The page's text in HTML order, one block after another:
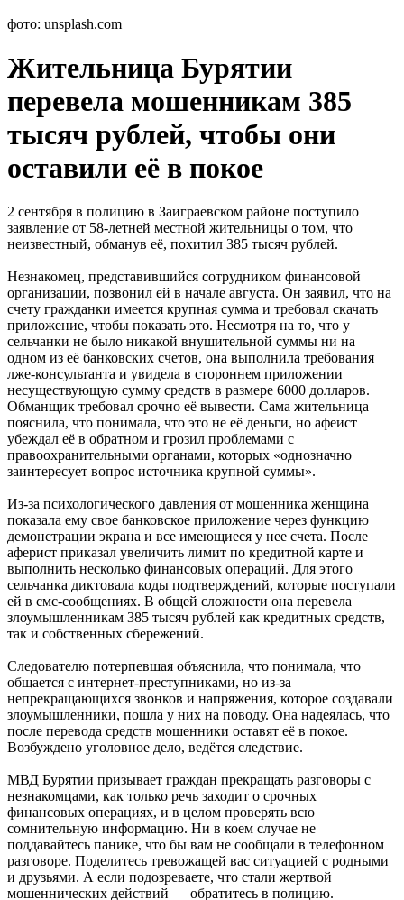
фото: unsplash.com
Жительница Бурятии
перевела мошенникам 385
тысяч рублей, чтобы они
оставили её в покое
2 сентября в полицию в Заиграевском районе поступило
заявление от 58-летней местной жительницы о том, что
неизвестный, обманув её, похитил 385 тысяч рублей.
Незнакомец, представившийся сотрудником финансовой
организации, позвонил ей в начале августа. Он заявил, что на
счету гражданки имеется крупная сумма и требовал скачать
приложение, чтобы показать это. Несмотря на то, что у
сельчанки не было никакой внушительной суммы ни на
одном из её банковских счетов, она выполнила требования
лже-консультанта и увидела в стороннем приложении
несуществующую сумму средств в размере 6000 долларов.
Обманщик требовал срочно её вывести. Сама жительница
пояснила, что понимала, что это не её деньги, но афеист
убеждал её в обратном и грозил проблемами с
правоохранительными органами, которых «однозначно
заинтересует вопрос источника крупной суммы».
Из-за психологического давления от мошенника женщина
показала ему свое банковское приложение через функцию
демонстрации экрана и все имеющиеся у нее счета. После
аферист приказал увеличить лимит по кредитной карте и
выполнить несколько финансовых операций. Для этого
сельчанка диктовала коды подтверждений, которые поступали
ей в смс-сообщениях. В общей сложности она перевела
злоумышленникам 385 тысяч рублей как кредитных средств,
так и собственных сбережений.
Следователю потерпевшая объяснила, что понимала, что
общается с интернет-преступниками, но из-за
непрекращающихся звонков и напряжения, которое создавали
злоумышленники, пошла у них на поводу. Она надеялась, что
после перевода средств мошенники оставят её в покое.
Возбуждено уголовное дело, ведётся следствие.
МВД Бурятии призывает граждан прекращать разговоры с
незнакомцами, как только речь заходит о срочных
финансовых операциях, и в целом проверять всю
сомнительную информацию. Ни в коем случае не
поддавайтесь панике, что бы вам не сообщали в телефонном
разговоре. Поделитесь тревожащей вас ситуацией с родными
и друзьями. А если подозреваете, что стали жертвой
мошеннических действий — обратитесь в полицию.